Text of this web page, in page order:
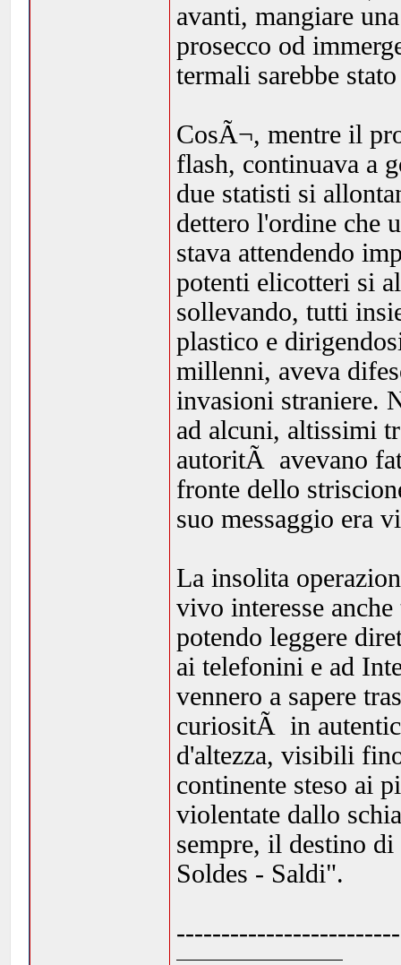
avanti, mangiare
prosecco od
termali sarebbe
CosÃ¬, mentre il
flash, continuava a
due statisti si
dettero l'ordine che
stava attendendo
potenti elicotteri si
sollevando, tutti
plastico e
millenni, aveva
invasioni straniere.
ad alcuni, altissimi
autoritÃ avevano
fronte dello
suo messaggio era
La insolita
vivo interesse
potendo leggere
ai telefonini e ad
vennero a sapere
curiositÃ in
d'altezza, visibili
continente steso ai
violentate dallo
sempre, il destino
Soldes - Saldi".